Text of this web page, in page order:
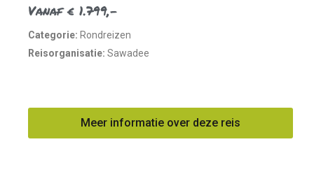
Vanaf € 1.799,-
Categorie: Rondreizen
Reisorganisatie: Sawadee
Meer informatie over deze reis